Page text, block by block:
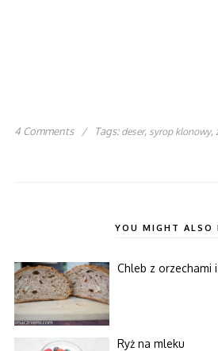
4 Comments / Tags: deser, syrop klonowy,
YOU MIGHT ALSO
Chleb z orzechami
Ryż na mleku